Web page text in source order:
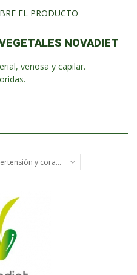
EL PRODUCTO
NOVADIET
venosa y capilar.
y corazón